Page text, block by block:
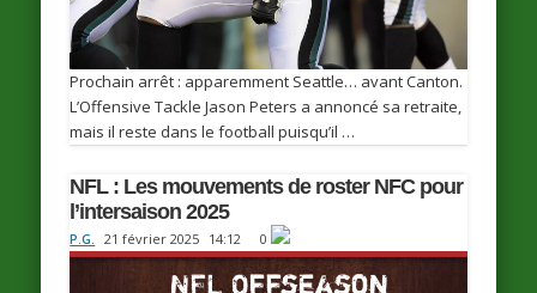
Prochain arrêt : apparemment Seattle… avant Canton.
L’Offensive Tackle Jason Peters a annoncé sa retraite,
mais il reste dans le football puisqu’il …
NFL : Les mouvements de roster NFC pour
l’intersaison 2025
P.G. 21 février 2025 14:12 0